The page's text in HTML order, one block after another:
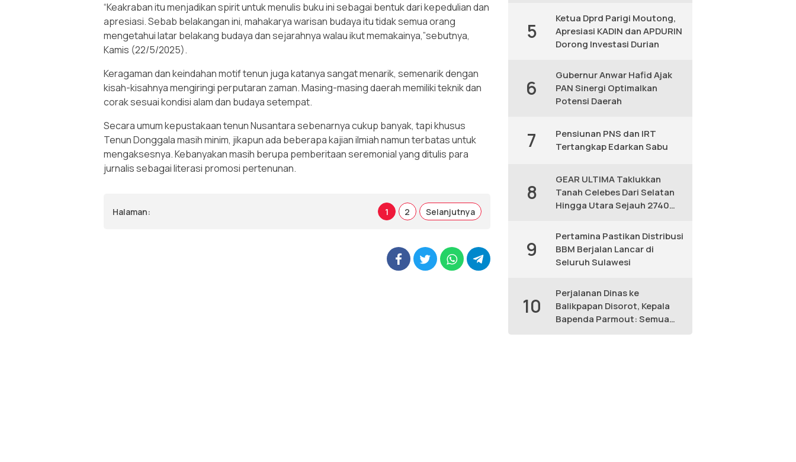
“Keakraban itu menjadikan spirit untuk menulis buku ini sebagai bentuk dari kepedulian dan
apresiasi. Sebab belakangan ini, mahakarya warisan budaya itu tidak semua orang
mengetahui latar belakang budaya dan sejarahnya walau ikut memakainya,”sebutnya,
Kamis (22/5/2025).
Keragaman dan keindahan motif tenun juga katanya sangat menarik, semenarik dengan
kisah-kisahnya mengiringi perputaran zaman. Masing-masing daerah memiliki teknik dan
corak sesuai kondisi alam dan budaya setempat.
Secara umum kepustakaan tenun Nusantara sebenarnya cukup banyak, tapi khusus
Tenun Donggala masih minim, jikapun ada beberapa kajian ilmiah namun terbatas untuk
mengaksesnya. Kebanyakan masih berupa pemberitaan seremonial yang ditulis para
jurnalis sebagai literasi promosi pertenunan.
Halaman: 1 2 Selanjutnya
5
Ketua Dprd Parigi Moutong,
Apresiasi KADIN dan APDURIN
Dorong Investasi Durian
6
Gubernur Anwar Hafid Ajak
PAN Sinergi Optimalkan
Potensi Daerah
7
Pensiunan PNS dan IRT
Tertangkap Edarkan Sabu
8
GEAR ULTIMA Taklukkan
Tanah Celebes Dari Selatan
Hingga Utara Sejauh 2740
9
Pertamina Pastikan Distribusi
BBM Berjalan Lancar di
Seluruh Sulawesi
10
Perjalanan Dinas ke
Balikpapan Disorot, Kepala
Bapenda Parmout: Semua